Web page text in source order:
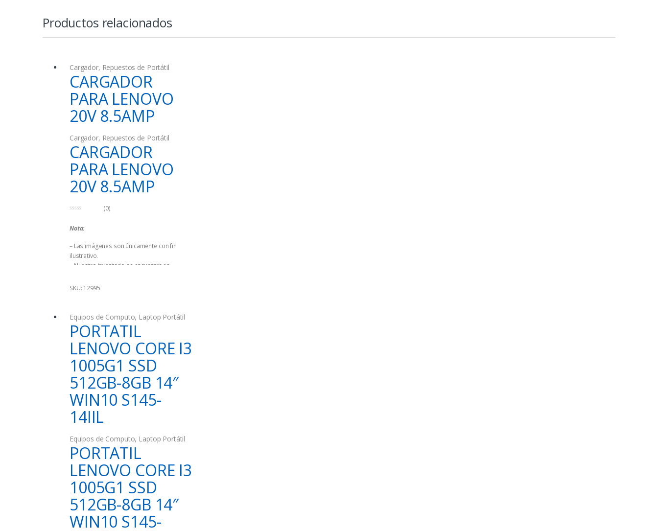
Productos relacionados
Cargador, Repuestos de Portátil
CARGADOR
PARA LENOVO
20V 8.5AMP
Cargador, Repuestos de Portátil
CARGADOR
PARA LENOVO
20V 8.5AMP
e
(0)
Nota:
– Las imágenes son únicamente con fin
ilustrativo.
– Nuestro inventario se encuentra en
precios pueden variar sin previo aviso. Por
SKU: 12995
Equipos de Computo, Laptop Portátil
PORTATIL
LENOVO CORE I3
1005G1 SSD
512GB-8GB 14″
WIN10 S145-
14IIL
Equipos de Computo, Laptop Portátil
PORTATIL
LENOVO CORE I3
1005G1 SSD
512GB-8GB 14″
WIN10 S145-